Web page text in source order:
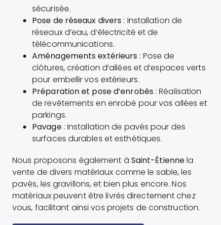
sécurisée.
Pose de réseaux divers : Installation de
réseaux d’eau, d’électricité et de
télécommunications.
Aménagements extérieurs : Pose de
clôtures, création d’allées et d’espaces verts
pour embellir vos extérieurs.
Préparation et pose d’enrobés: Réalisation
de revêtements en enrobé pour vos allées et
parkings.
Pavage: Installation de pavés pour des
surfaces durables et esthétiques.
Nous proposons également à Saint-Étiennela
vente de divers matériaux comme le sable, les
pavés, les gravillons, et bien plus encore. Nos
matériaux peuvent être livrés directement chez
vous, facilitant ainsi vos projets de construction.